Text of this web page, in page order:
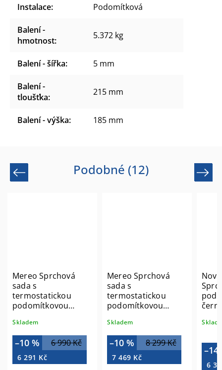
Instalace: Podomítková
Balení -
hmotnost: 5.372 kg
Balení - šířka: 5 mm
Balení -
tloušťka: 215 mm
Balení - výška: 185 mm
Podobné (12)
Previous
Mereo Sprchová
sada s
termostatickou
podomítkovou
2-cestná - oválný
kryt CB60106TB3
Skladem
6 990 Kč
–10 %
6 291 Kč
Mereo Sprchová
sada s
termostatickou
podomítkovou
2-cestná - oválný
kryt CB60106TB4
Skladem
8 299 Kč
–10 %
7 469 Kč
–14
6
Next